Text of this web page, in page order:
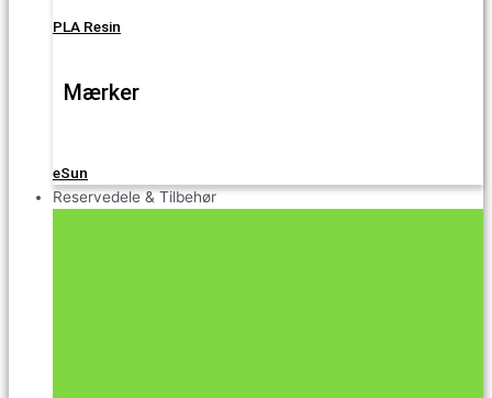
PLA Resin
Mærker
eSun
Reservedele & Tilbehør